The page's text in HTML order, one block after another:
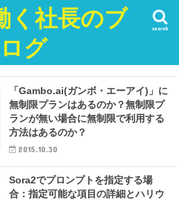
く社長のブ
ログ
search
「Gambo.ai(ガンボ・エーアイ)」に
無制限プランはあるのか？無制限プ
ランが無い場合に無制限で利用する
方法はあるのか？
2015.10.30
Sora2でプロンプトを指定する場
合：指定可能な項目の詳細とハリウ